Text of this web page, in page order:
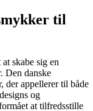
til
skabe sig en
Den danske
der appellerer til både
og
at tilfredsstille